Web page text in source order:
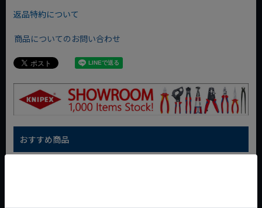
返品特約について
商品についてのお問い合わせ
おすすめ商品